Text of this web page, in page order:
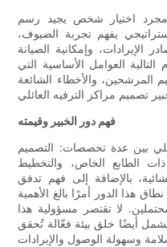
مجرد اختيار شخص يجيد رسم
يفهم تجربة الضيوف،
الإيرادات، وإمكانية الصيانة
العوامل الأساسية التي
المرشحين، والأخطاء الشائعة
فهم دور الخبير وقيمته
بين عدة تخصصات: التصميم
ذات الطابع الخاص، والتخطيط
بالإضافة إلى فهم تدفق
هذا الدور أمرًا بالغ الأهمية
لا تقتصر مسؤولية هذا
أيضًا خلق بيئة فعّالة تُحقق